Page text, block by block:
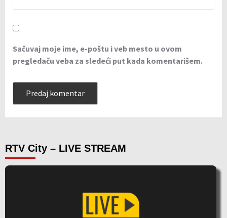
Sačuvaj moje ime, e-poštu i veb mesto u ovom
pregledaču veba za sledeći put kada komentarišem.
RTV City – LIVE STREAM